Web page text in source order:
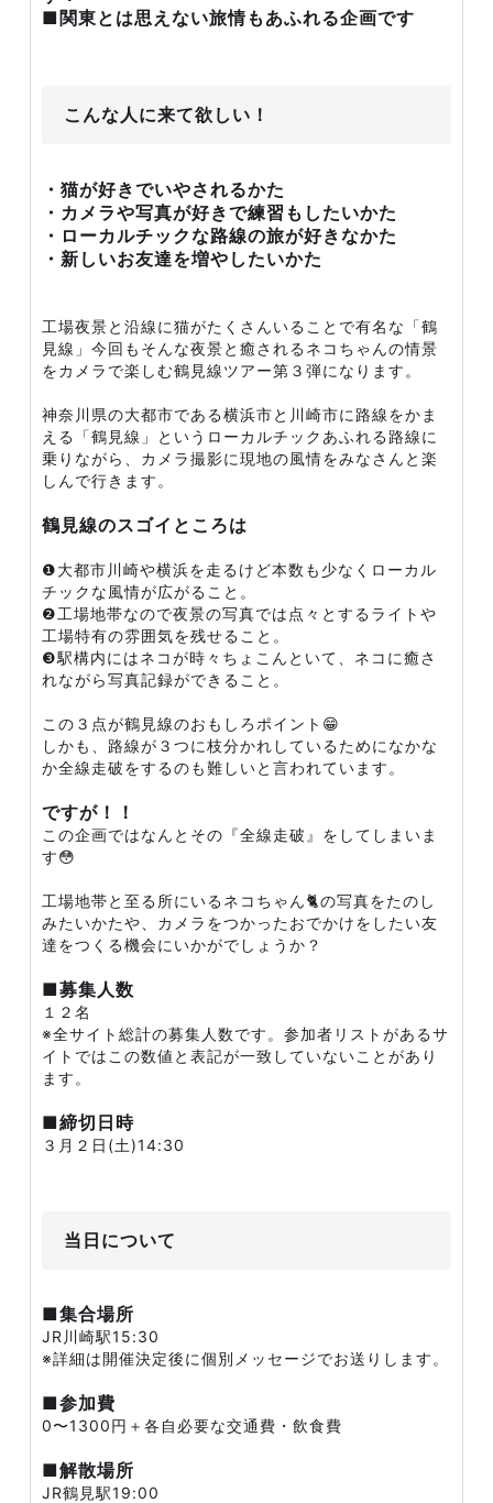
■関東とは思えない旅情もあふれる企画です
こんな人に来て欲しい！
・猫が好きでいやされるかた
・カメラや写真が好きで練習もしたいかた
・ローカルチックな路線の旅が好きなかた
・新しいお友達を増やしたいかた
工場夜景と沿線に猫がたくさんいることで有名な「鶴
見線」今回もそんな夜景と癒されるネコちゃんの情景
をカメラで楽しむ鶴見線ツアー第３弾になります。
神奈川県の大都市である横浜市と川崎市に路線をかま
える「鶴見線」というローカルチックあふれる路線に
乗りながら、カメラ撮影に現地の風情をみなさんと楽
しんで行きます。
鶴見線のスゴイところは
❶大都市川崎や横浜を走るけど本数も少なくローカル
チックな風情が広がること。
❷工場地帯なので夜景の写真では点々とするライトや
工場特有の雰囲気を残せること。
❸駅構内にはネコが時々ちょこんといて、ネコに癒さ
れながら写真記録ができること。
この３点が鶴見線のおもしろポイント😁
しかも、路線が３つに枝分かれしているためになかな
か全線走破をするのも難しいと言われています。
ですが！！
この企画ではなんとその『全線走破』をしてしまいま
す😳
工場地帯と至る所にいるネコちゃん🐈の写真をたのし
みたいかたや、カメラをつかったおでかけをしたい友
達をつくる機会にいかがでしょうか？
■募集人数
１２名
※全サイト総計の募集人数です。参加者リストがあるサ
イトではこの数値と表記が一致していないことがあり
ます。
■締切日時
３月２日(土)14:30
当日について
■集合場所
JR川崎駅15:30
※詳細は開催決定後に個別メッセージでお送りします。
■参加費
0〜1300円＋各自必要な交通費・飲食費
■解散場所
JR鶴見駅19:00